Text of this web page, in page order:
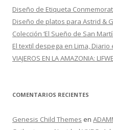
r
:
Diseño de Etiqueta
Diseño de platos para Astrid &
Colección ‘El Sueño de San
El textil despega en Lima, Diario
VIAJEROS EN LA AMAZONIA:
COMENTARIOS RECIENTES
Genesis Child Themes en